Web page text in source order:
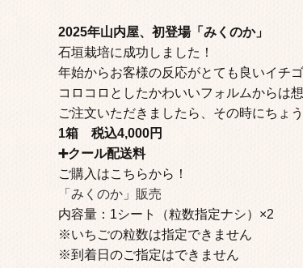
2025年山内屋、初登場「みくのか」
石垣栽培に成功しました！
年始からお客様の反応がとても良いイチゴ
コロコロとしたかわいいフォルムからは
ご注文いただきましたら、その時にちょ
1箱 税込4,000円
➕クール配送料
ご購入はこちらから！
「みくのか」販売
内容量：1シート（粒数指定ナシ）×2
※いちごの粒数は指定できません
※到着日のご指定はできません